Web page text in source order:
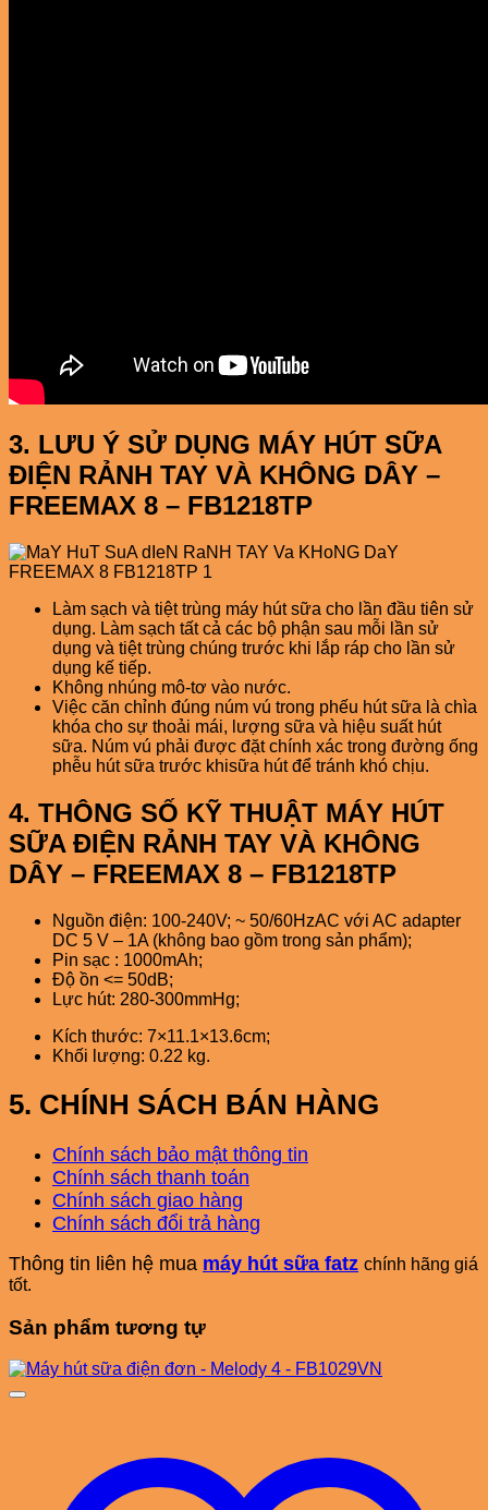
3. LƯU Ý SỬ DỤNG MÁY HÚT SỮA
ĐIỆN RẢNH TAY VÀ KHÔNG DÂY –
FREEMAX 8 – FB1218TP
Làm sạch và tiệt trùng máy hút sữa cho lần đầu tiên sử
dụng. Làm sạch tất cả các bộ phận sau mỗi lần sử
dụng và tiệt trùng chúng trước khi lắp ráp cho lần sử
dụng kế tiếp.
Không nhúng mô-tơ vào nước.
Việc căn chỉnh đúng núm vú trong phếu hút sữa là chìa
khóa cho sự thoải mái, lượng sữa và hiệu suất hút
sữa. Núm vú phải được đặt chính xác trong đường ống
phễu hút sữa trước khisữa hút để tránh khó chịu.
4. THÔNG SỐ KỸ THUẬT MÁY HÚT
SỮA ĐIỆN RẢNH TAY VÀ KHÔNG
DÂY – FREEMAX 8 – FB1218TP
Nguồn điện: 100-240V; ~ 50/60HzAC với AC adapter
DC 5 V – 1A (không bao gồm trong sản phẩm);
Pin sạc : 1000mAh;
Độ ồn <= 50dB;
Lực hút: 280-300mmHg;
Kích thước: 7×11.1×13.6cm;
Khối lượng: 0.22 kg.
5. CHÍNH SÁCH BÁN HÀNG
Chính sách bảo mật thông tin
Chính sách thanh toán
Chính sách giao hàng
Chính sách đổi trả hàng
Thông tin liên hệ mua máy hút sữa fatz chính hãng giá
tốt.
Sản phẩm tương tự